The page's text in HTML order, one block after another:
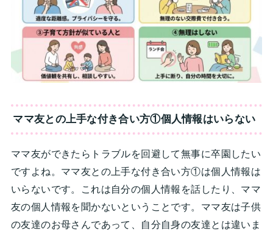
ママ友との上手な付き合い方①個人情報はいらない
ママ友ができたらトラブルを回避して無事に卒園したい
ですよね。ママ友との上手な付き合い方①は個人情報は
いらないです。これは自分の個人情報を話したり、ママ
友の個人情報を聞かないということです。ママ友は子供
の友達のお母さんであって、自分自身の友達とは違いま